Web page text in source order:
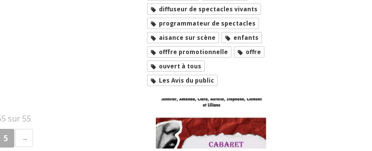
sur 55
5
diffuseur de spectacles vivants
programmateur de spectacles
aisance sur scène
enfants
offfre promotionnelle
offre
ouvert à tous
Les Avis du public